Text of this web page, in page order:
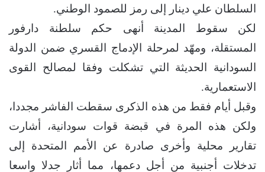
السلطان علي دينار إلى رمز للصمود الوطني.
لكن سقوط المدينة أنهى حكم سلطنة دارفور
المستقلة، ومهّد لمرحلة الإدماج القسري ضمن الدولة
السودانية الحديثة التي تشكلت وفقا لمصالح القوى
الاستعمارية.
وقبل أيام فقط من هذه الذكرى سقطت الفاشر مجددا،
ولكن هذه المرة في قبضة قوات سودانية، أشارت
تقارير محلية وأخرى صادرة عن الأمم المتحدة إلى
تدخلات أجنبية من أجل دعمها، مما أثار جدلا واسعا